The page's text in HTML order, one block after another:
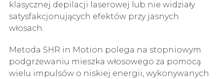
klasycznej depilacji laserowej lub nie widziały
satysfakcjonujących efektów przy jasnych
włosach.
Metoda SHR in Motion polega na stopniowym
podgrzewaniu mieszka włosowego za pomocą
wielu impulsów o niskiej energii, wykonywanych